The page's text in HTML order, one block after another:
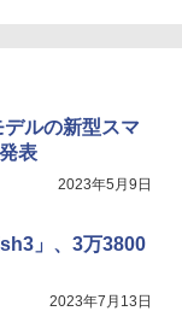
ルの新型スマ
表
2023年5月9日
」、3万3800
2023年7月13日